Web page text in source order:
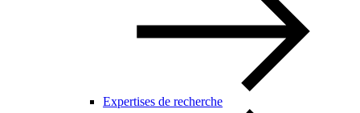
Expertises de recherche